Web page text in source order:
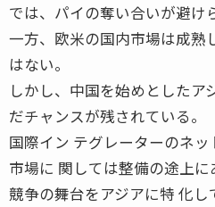
では、パイの奪い合いが避け
一方、欧米の国内市場は成熟
はない。
しかし、中国を始めとしたア
だチャンスが残されている。
国際イン テグレーターのネ
市場に 関しては整備の途上に
競争の舞台をアジアに特 化